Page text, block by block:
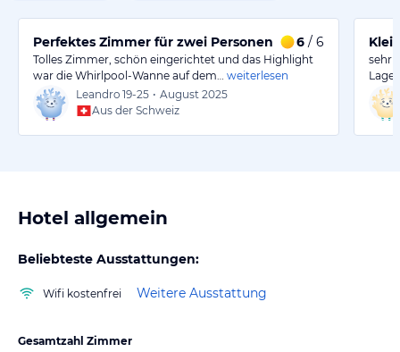
Perfektes Zimmer für zwei Personen 6 / 6
Tolles Zimmer, schön eingerichtet und das Highlight
war die Whirlpool-Wanne auf dem…
weiterlesen
Leandro 19-25 • August 2025
Aus der Schweiz
sehr
Lage
Hotel allgemein
Beliebteste Ausstattungen:
Wifi kostenfrei Weitere Ausstattung
Gesamtzahl Zimmer